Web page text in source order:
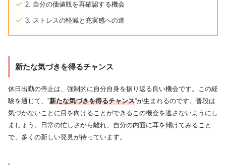
2. 自分の価値観を再確認する機会
3. ストレスの軽減と充実感への道
新たな気づきを得るチャンス
休日出勤の停止は、強制的に自分自身を振り返る良い機会です。この経
験を通じて、”新たな気づきを得るチャンス“が生まれるのです。普段は
気づかないことに目を向けることができるこの機会を逃さないようにし
ましょう。日常の忙しさから離れ、自分の内面に耳を傾けてみること
で、多くの新しい発見が待っています。